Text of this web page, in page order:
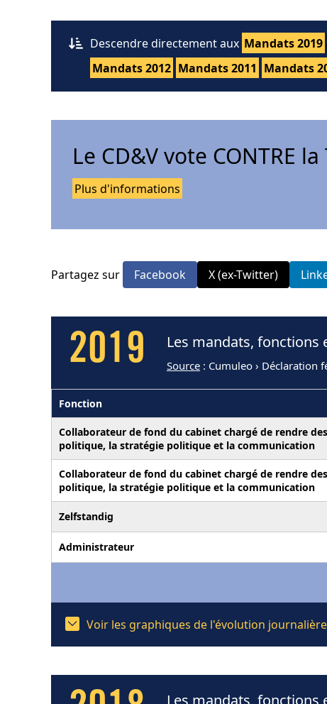
Descendre directement aux Mandats 2019
Mandats 2012 Mandats 2011 Mandats
Le CD&V vote CONTRE
Plus d'informations
Partagez sur Facebook X (ex-Twitter)
2019 Les mandats, fonctions
Source : Cumuleo › Déclaration
Fonction
Collaborateur de fond du cabinet chargé de rendre
politique, la stratégie politique et la communication
Collaborateur de fond du cabinet chargé de rendre
politique, la stratégie politique et la communication
Zelfstandig
Administrateur
Voir les graphiques de l'évolution
Les mandats, fonctions